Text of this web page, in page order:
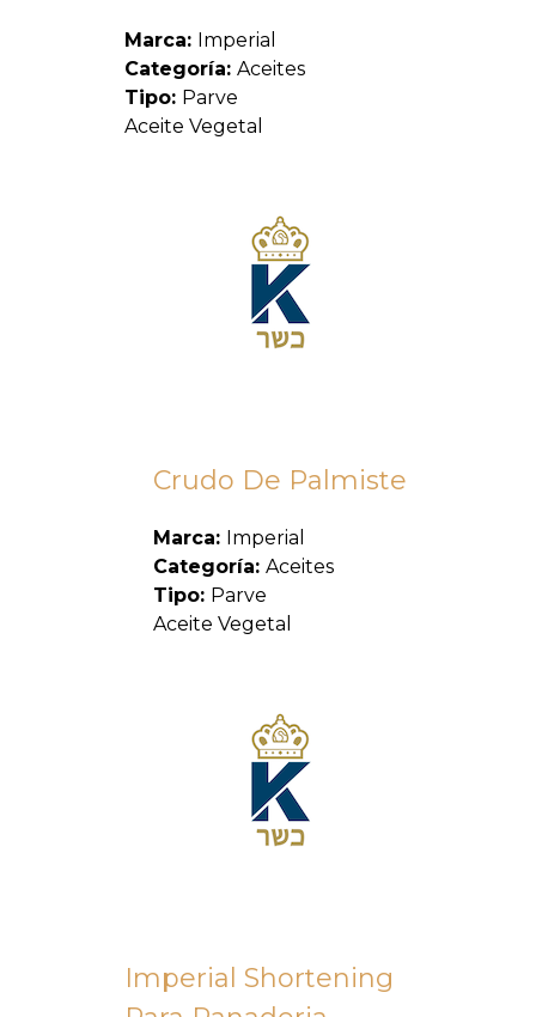
Marca: Imperial
Categoría: Aceites
Tipo: Parve
Aceite Vegetal
Crudo De Palmiste
Marca: Imperial
Categoría: Aceites
Tipo: Parve
Aceite Vegetal
Imperial Shortening